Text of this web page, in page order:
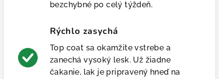
bezchybné po celý týždeň.
Rýchlo zasychá
Top coat sa okamžite vstrebe a
zanechá vysoký lesk. Už žiadne
čakanie, lak je pripravený hneď na